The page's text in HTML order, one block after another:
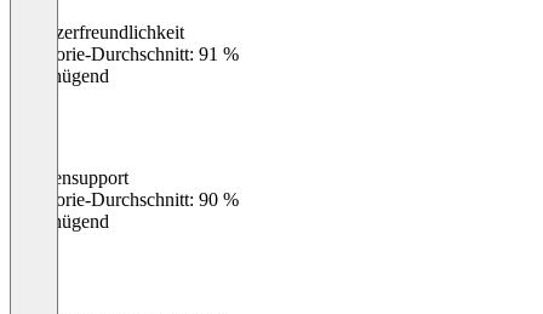
Benutzerfreundlichkeit
Kategorie-Durchschnitt: 91 %
Ungenügend
Kundensupport
Kategorie-Durchschnitt: 90 %
Ungenügend